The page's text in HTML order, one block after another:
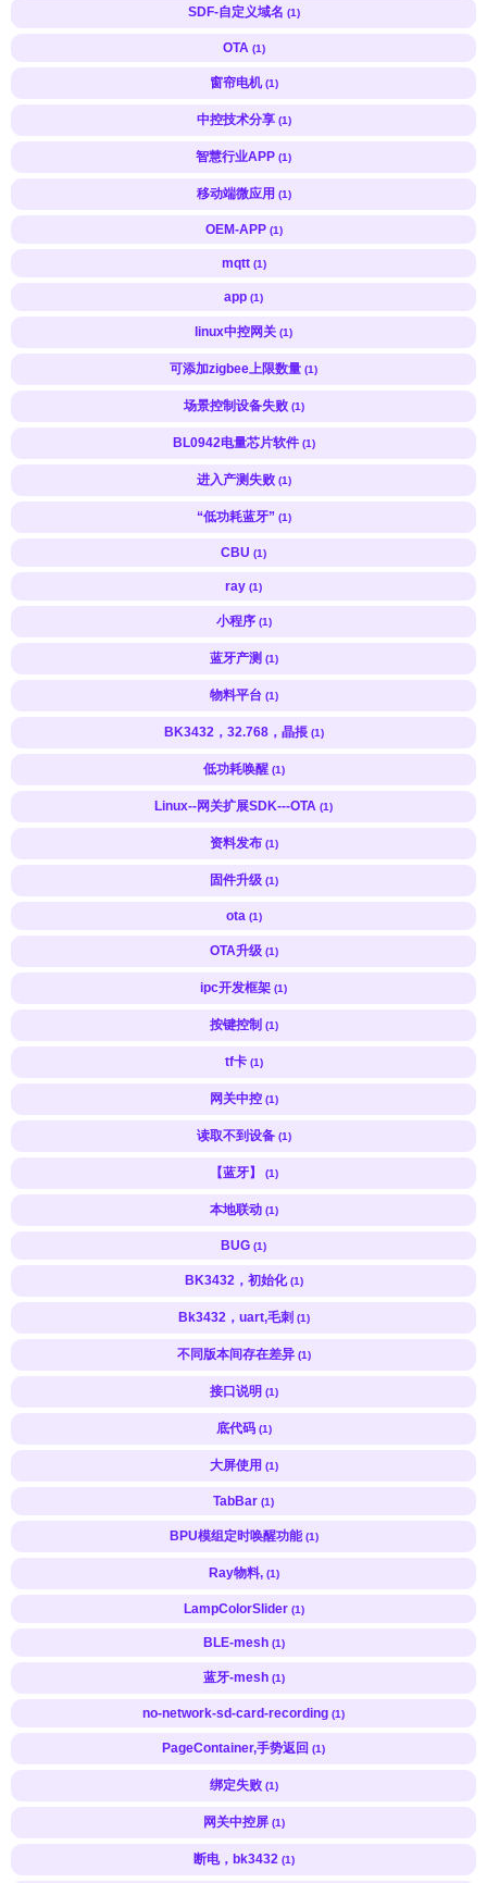
SDF-自定义域名 (1)
OTA (1)
窗帘电机 (1)
中控技术分享 (1)
智慧行业APP (1)
移动端微应用 (1)
OEM-APP (1)
mqtt (1)
app (1)
linux中控网关 (1)
可添加zigbee上限数量 (1)
场景控制设备失败 (1)
BL0942电量芯片软件 (1)
进入产测失败 (1)
“低功耗蓝牙” (1)
CBU (1)
ray (1)
小程序 (1)
蓝牙产测 (1)
物料平台 (1)
BK3432，32.768，晶掁 (1)
低功耗唤醒 (1)
Linux--网关扩展SDK---OTA (1)
资料发布 (1)
固件升级 (1)
ota (1)
OTA升级 (1)
ipc开发框架 (1)
按键控制 (1)
tf卡 (1)
网关中控 (1)
读取不到设备 (1)
【蓝牙】 (1)
本地联动 (1)
BUG (1)
BK3432，初始化 (1)
Bk3432，uart,毛刺 (1)
不同版本间存在差异 (1)
接口说明 (1)
底代码 (1)
大屏使用 (1)
TabBar (1)
BPU模组定时唤醒功能 (1)
Ray物料, (1)
LampColorSlider (1)
BLE-mesh (1)
蓝牙-mesh (1)
no-network-sd-card-recording (1)
PageContainer,手势返回 (1)
绑定失败 (1)
网关中控屏 (1)
断电，bk3432 (1)